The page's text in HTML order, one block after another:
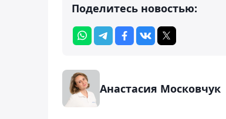
Поделитесь новостью:
Анастасия Московчук